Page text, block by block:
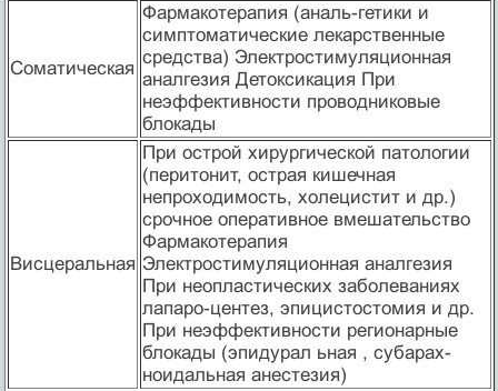
Соматическая
Фармакотерапия (аналь-гетики и
симптоматические лекарственные
средства) Электростимуляционная
аналгезия Детоксикация При
неэффективности проводниковые
блокады
Висцеральная
При острой хирургической патологии
(перитонит, острая кишечная
непроходимость, холецистит и др.)
срочное оперативное вмешательство
Фармакотерапия
Электростимуляционная аналгезия
При неопластических заболеваниях
лапаро-центез, эпицистостомия и др.
При неэффективности регионарные
блокады (эпидурал ьная , субарах-
ноидальная анестезия)